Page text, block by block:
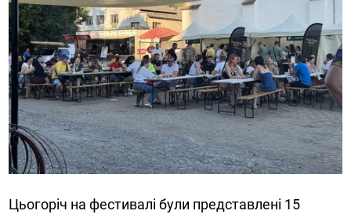
Цьогоріч на фестивалі були представлені 15